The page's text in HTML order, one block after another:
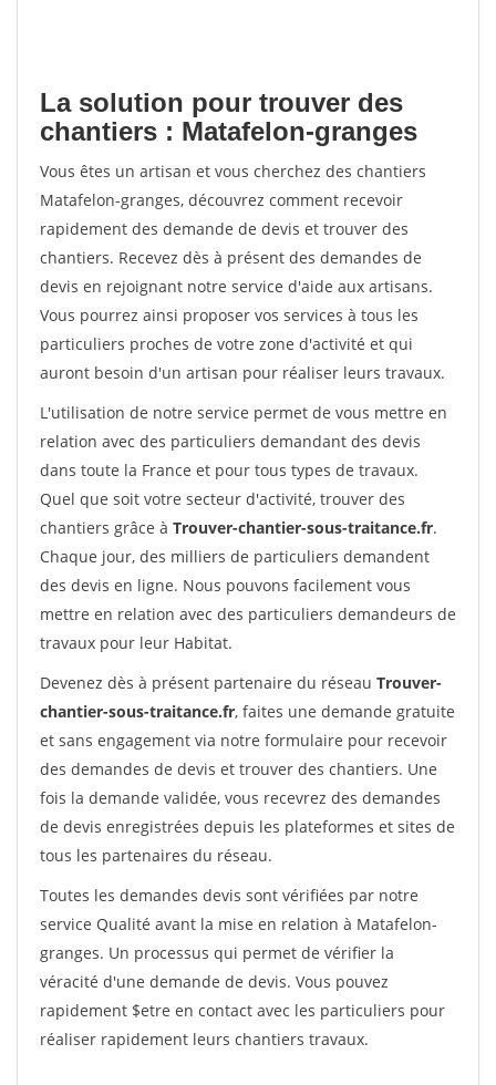
La solution pour trouver des
chantiers : Matafelon-granges
Vous êtes un artisan et vous cherchez des chantiers
Matafelon-granges, découvrez comment recevoir
rapidement des demande de devis et trouver des
chantiers. Recevez dès à présent des demandes de
devis en rejoignant notre service d'aide aux artisans.
Vous pourrez ainsi proposer vos services à tous les
particuliers proches de votre zone d'activité et qui
auront besoin d'un artisan pour réaliser leurs travaux.
L'utilisation de notre service permet de vous mettre en
relation avec des particuliers demandant des devis
dans toute la France et pour tous types de travaux.
Quel que soit votre secteur d'activité, trouver des
chantiers grâce à Trouver-chantier-sous-traitance.fr.
Chaque jour, des milliers de particuliers demandent
des devis en ligne. Nous pouvons facilement vous
mettre en relation avec des particuliers demandeurs de
travaux pour leur Habitat.
Devenez dès à présent partenaire du réseau Trouver-
chantier-sous-traitance.fr, faites une demande gratuite
et sans engagement via notre formulaire pour recevoir
des demandes de devis et trouver des chantiers. Une
fois la demande validée, vous recevrez des demandes
de devis enregistrées depuis les plateformes et sites de
tous les partenaires du réseau.
Toutes les demandes devis sont vérifiées par notre
service Qualité avant la mise en relation à Matafelon-
granges. Un processus qui permet de vérifier la
véracité d'une demande de devis. Vous pouvez
rapidement $etre en contact avec les particuliers pour
réaliser rapidement leurs chantiers travaux.